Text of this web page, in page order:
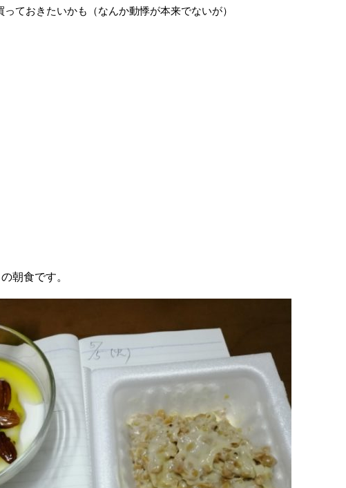
ておきたいかも（なんか動悸が本来でないが）
朝食です。